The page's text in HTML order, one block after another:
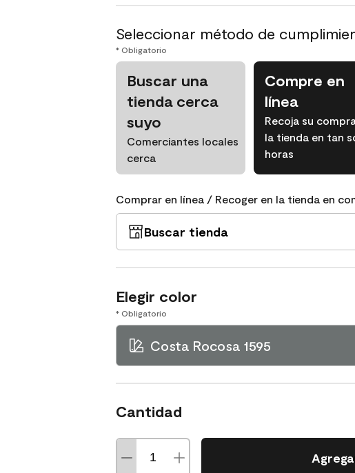
Seleccionar método de
* Obligatorio
Buscar una
tienda cerca
suyo
Comerciantes locales
cerca
Compre en
línea
Recoja su
la tienda en tan
horas
Comprar en línea / Recoger en la tienda en
Buscar tienda
Elegir color
* Obligatorio
Costa Rocosa 1595
Cantidad